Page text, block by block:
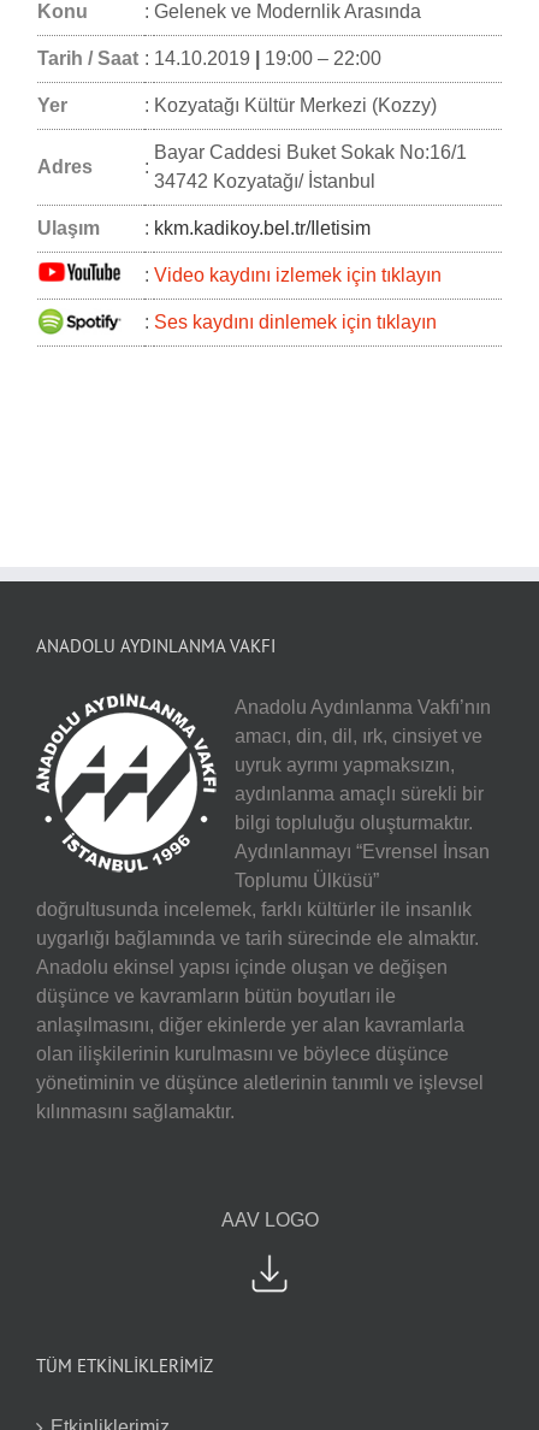
Konu : Gelenek ve Modernlik Arasında
Tarih / Saat : 14.10.2019 19:00 – 22:00
Yer : Kozyatağı Kültür Merkezi (Kozzy)
Adres :
Bayar Caddesi Buket Sokak No:16/1
34742 Kozyatağı/ İstanbul
Ulaşım : kkm.kadikoy.bel.tr/Iletisim
: Video kaydını izlemek için tıklayın
: Ses kaydını dinlemek için tıklayın
ANADOLU AYDINLANMA VAKFI
Anadolu Aydınlanma Vakfı’nın
amacı, din, dil, ırk, cinsiyet ve
uyruk ayrımı yapmaksızın,
aydınlanma amaçlı sürekli bir
bilgi topluluğu oluşturmaktır.
Aydınlanmayı “Evrensel İnsan
Toplumu Ülküsü”
doğrultusunda incelemek, farklı kültürler ile insanlık
uygarlığı bağlamında ve tarih sürecinde ele almaktır.
Anadolu ekinsel yapısı içinde oluşan ve değişen
düşünce ve kavramların bütün boyutları ile
anlaşılmasını, diğer ekinlerde yer alan kavramlarla
olan ilişkilerinin kurulmasını ve böylece düşünce
yönetiminin ve düşünce aletlerinin tanımlı ve işlevsel
kılınmasını sağlamaktır.
AAV LOGO
TÜM ETKİNLİKLERİMİZ